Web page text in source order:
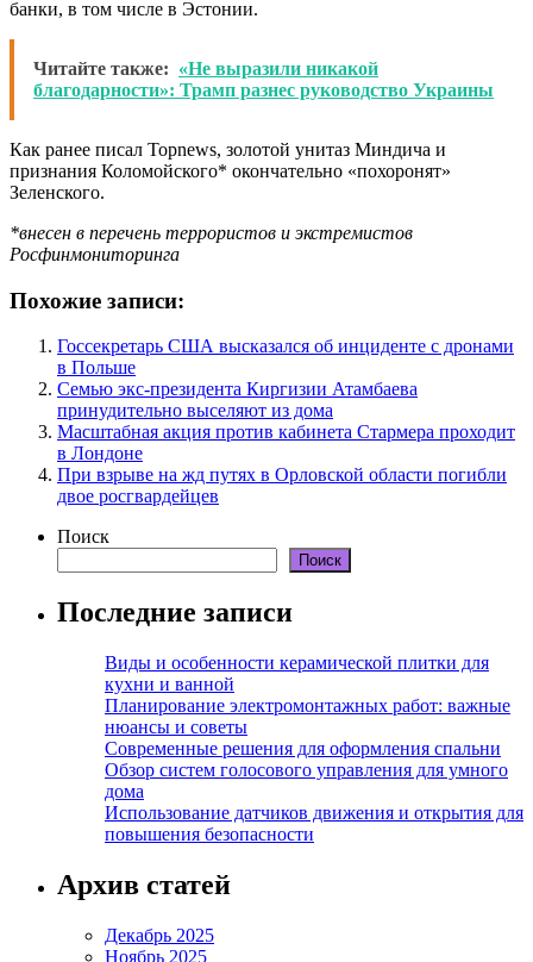
банки, в том числе в Эстонии.
Читайте также: «Не выразили никакой
благодарности»: Трамп разнес руководство Украины
Как ранее писал Topnews, золотой унитаз Миндича и
признания Коломойского* окончательно «похоронят»
Зеленского.
*внесен в перечень террористов и экстремистов
Росфинмониторинга
Похожие записи:
Госсекретарь США высказался об инциденте с дронами
в Польше
Семью экс-президента Киргизии Атамбаева
принудительно выселяют из дома
Масштабная акция против кабинета Стармера проходит
в Лондоне
При взрыве на жд путях в Орловской области погибли
двое росгвардейцев
Поиск
Поиск
Последние записи
Виды и особенности керамической плитки для
кухни и ванной
Планирование электромонтажных работ: важные
нюансы и советы
Современные решения для оформления спальни
Обзор систем голосового управления для умного
дома
Использование датчиков движения и открытия для
повышения безопасности
Архив статей
Декабрь 2025
Ноябрь 2025